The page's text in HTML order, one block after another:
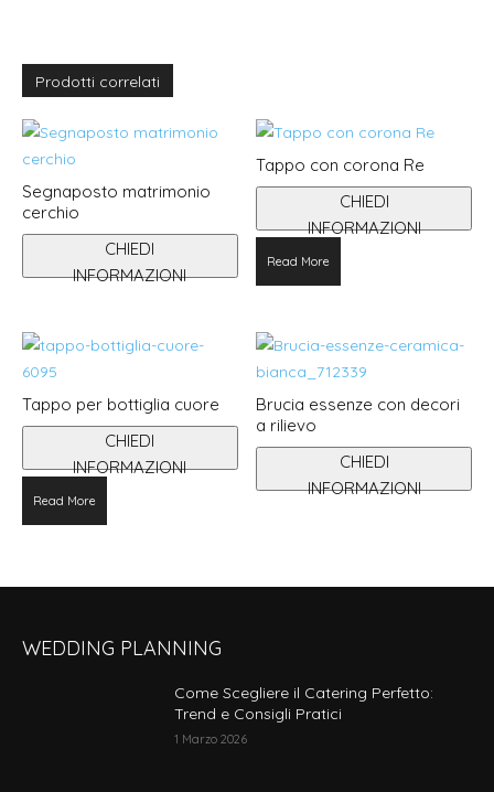
Prodotti correlati
Segnaposto matrimonio
cerchio
CHIEDI
INFORMAZIONI
Tappo con corona Re
CHIEDI
INFORMAZIONI
Read More
Tappo per bottiglia cuore
CHIEDI
INFORMAZIONI
Read More
Brucia essenze con decori
a rilievo
CHIEDI
INFORMAZIONI
WEDDING PLANNING
Come Scegliere il Catering Perfetto:
Trend e Consigli Pratici
1 Marzo 2026